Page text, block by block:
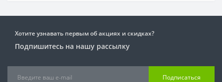
Хотите узнавать первым об акциях и скидках?
Подпишитесь на нашу рассылку
Подписаться